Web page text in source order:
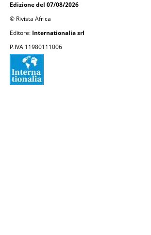
Edizione del 07/08/2026
© Rivista Africa
Editore: Internationalia srl
P.IVA 11980111006